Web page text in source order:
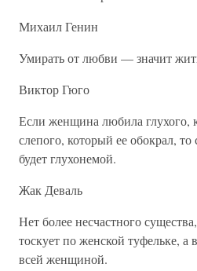
Михаил Генин
Умирать от любви — значит
Виктор Гюго
Если женщина любила глухого,
слепого, который ее обокрал,
будет глухонемой.
Жак Деваль
Нет более несчастного
тоскует по женской туфельке,
всей женщиной.